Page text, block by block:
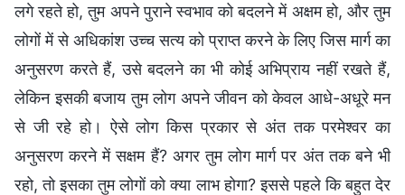
लगे रहते हो, तुम अपने पुराने स्वभाव को बदलने में अक्षम हो, और तुम
लोगों में से अधिकांश उच्च सत्य को प्राप्त करने के लिए जिस मार्ग का
अनुसरण करते हैं, उसे बदलने का भी कोई अभिप्राय नहीं रखते हैं,
लेकिन इसकी बजाय तुम लोग अपने जीवन को केवल आधे-अधूरे मन
से जी रहे हो। ऐसे लोग किस प्रकार से अंत तक परमेश्वर का
अनुसरण करने में सक्षम हैं? अगर तुम लोग मार्ग पर अंत तक बने भी
रहो, तो इसका तुम लोगों को क्या लाभ होगा? इससे पहले कि बहुत देर